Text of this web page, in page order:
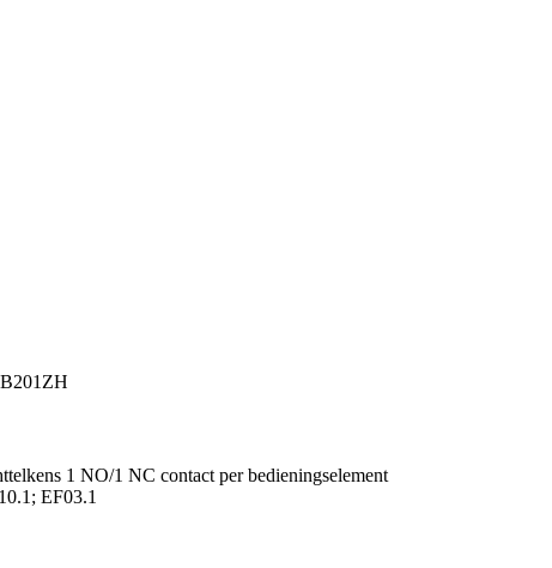
telkens 1 NO/1 NC contact per bedieningselement
EF03.1